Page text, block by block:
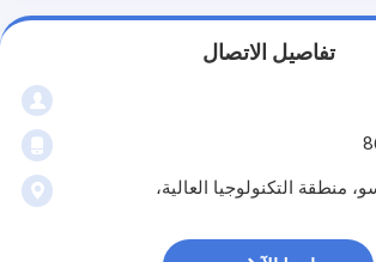
تفاصيل الاتصال
منطقة التكنولوجيا العالية،